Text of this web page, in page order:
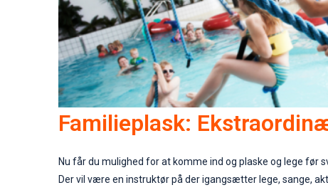
Familieplask:
Nu får du mulighed for at komme ind og plaske og lege før
Der vil være en instruktør på der igangsætter lege, sange,